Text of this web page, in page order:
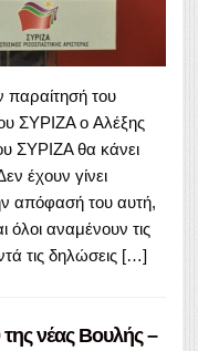
παραίτησή του
ΣΥΡΙΖΑ ο Αλέξης
ΣΥΡΙΖΑ θα κάνει
έχουν γίνει
απόφασή του αυτή,
όλοι αναμένουν τις
τις δηλώσεις […]
της νέας Βουλής –